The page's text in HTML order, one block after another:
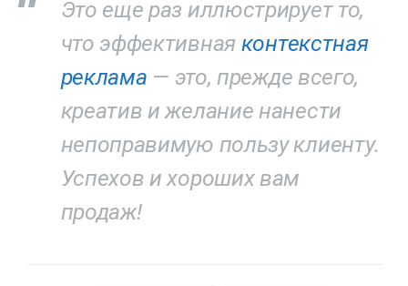
Это еще раз иллюстрирует то,
что эффективная контекстная
реклама — это, прежде всего,
креатив и желание нанести
непоправимую пользу клиенту.
Успехов и хороших вам
продаж!